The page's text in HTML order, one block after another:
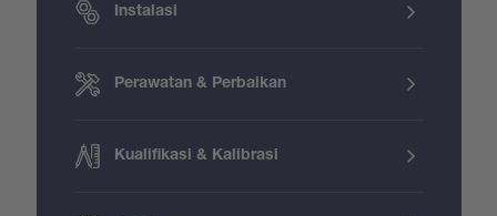
Instalasi
Perawatan & Perbaikan
Kualifikasi & Kalibrasi